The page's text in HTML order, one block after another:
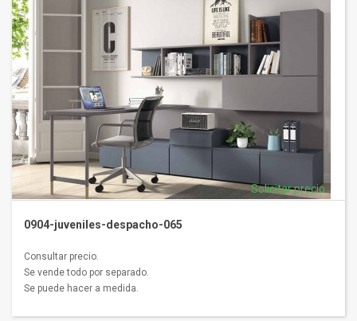
0904-juveniles-despacho-065
Solicitar precio
Consultar precio.
Se vende todo por separado.
Se puede hacer a medida.